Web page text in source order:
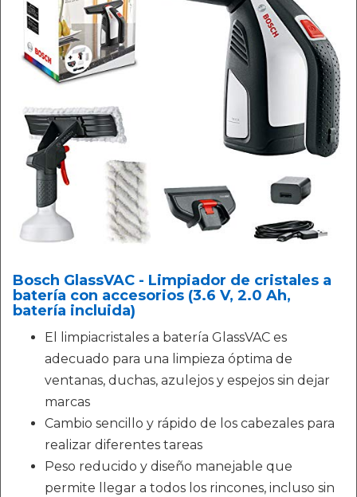
Bosch GlassVAC - Limpiador de cristales a
batería con accesorios (3.6 V, 2.0 Ah,
batería incluida)
El limpiacristales a batería GlassVAC es
adecuado para una limpieza óptima de
ventanas, duchas, azulejos y espejos sin dejar
marcas
Cambio sencillo y rápido de los cabezales para
realizar diferentes tareas
Peso reducido y diseño manejable que
permite llegar a todos los rincones, incluso sin